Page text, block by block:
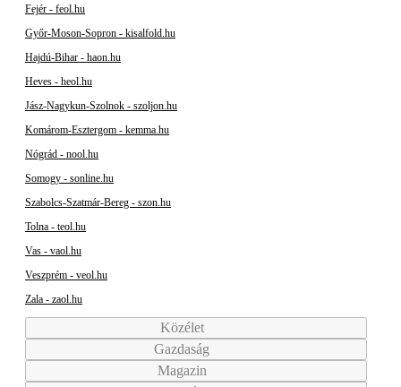
Fejér - feol.hu
Győr-Moson-Sopron - kisalfold.hu
Hajdú-Bihar - haon.hu
Heves - heol.hu
Jász-Nagykun-Szolnok - szoljon.hu
Komárom-Esztergom - kemma.hu
Nógrád - nool.hu
Somogy - sonline.hu
Szabolcs-Szatmár-Bereg - szon.hu
Tolna - teol.hu
Vas - vaol.hu
Veszprém - veol.hu
Zala - zaol.hu
Közélet
Gazdaság
Magazin